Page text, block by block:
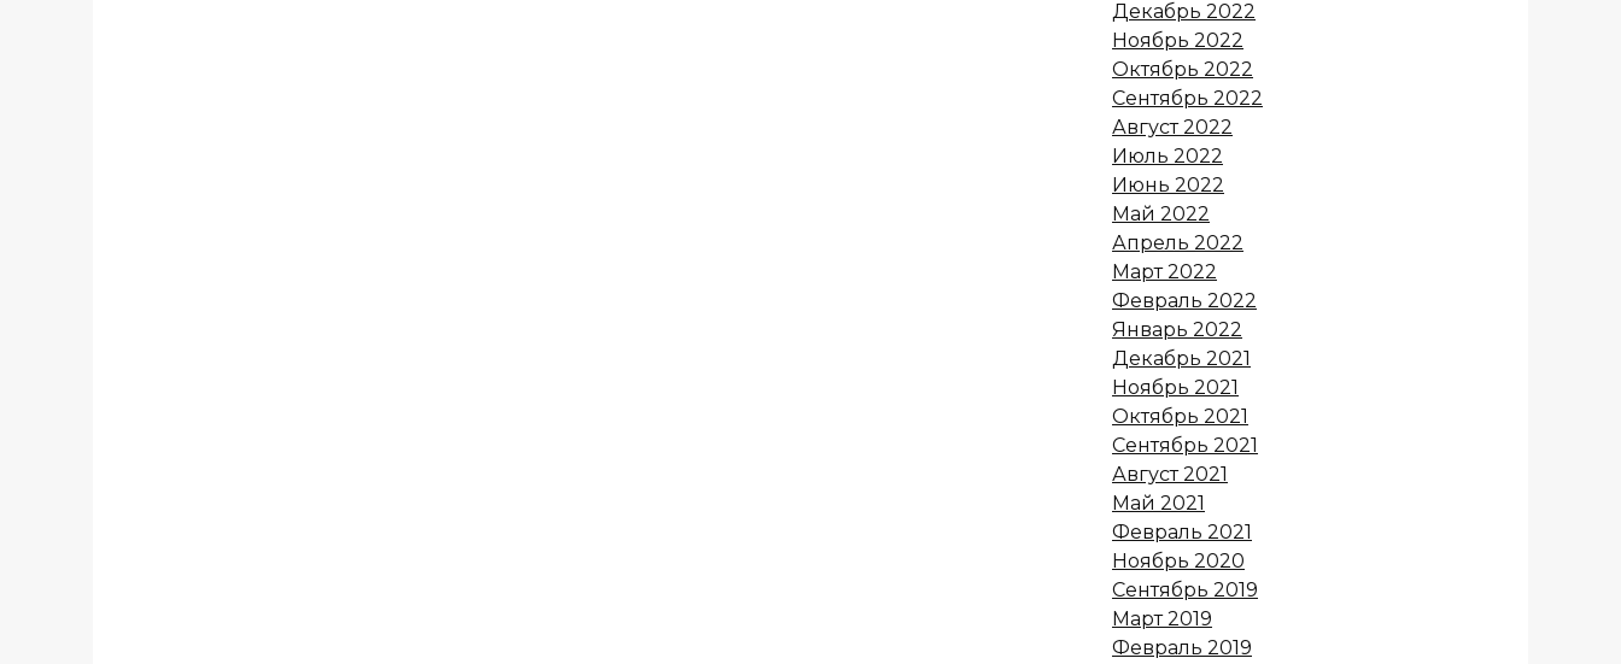
Декабрь 2022
Ноябрь 2022
Октябрь 2022
Сентябрь 2022
Август 2022
Июль 2022
Июнь 2022
Май 2022
Апрель 2022
Март 2022
Февраль 2022
Январь 2022
Декабрь 2021
Ноябрь 2021
Октябрь 2021
Сентябрь 2021
Август 2021
Май 2021
Февраль 2021
Ноябрь 2020
Сентябрь 2019
Март 2019
Февраль 2019